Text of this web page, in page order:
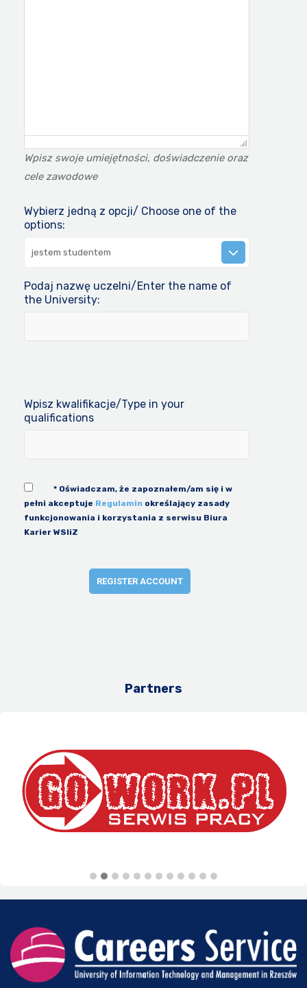
Wpisz swoje umiejętności, doświadczenie oraz
cele zawodowe
Wybierz jedną z opcji/ Choose one of the
options:
jestem studentem
Podaj nazwę uczelni/Enter the name of
the University:
Wpisz kwalifikacje/Type in your
qualifications
* Oświadczam, że zapoznałem/am się i w
pełni akceptuje Regulamin określający zasady
funkcjonowania i korzystania z serwisu Biura
Karier WSIiZ
Partners